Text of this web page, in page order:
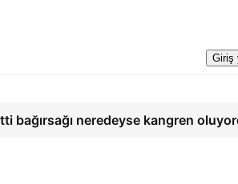
Giriş
bağırsağı neredeyse kangren